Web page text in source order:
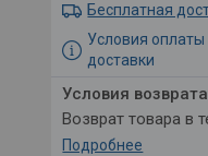
Бесплатная
Условия оплаты
доставки
возврат товара в
Подробнее